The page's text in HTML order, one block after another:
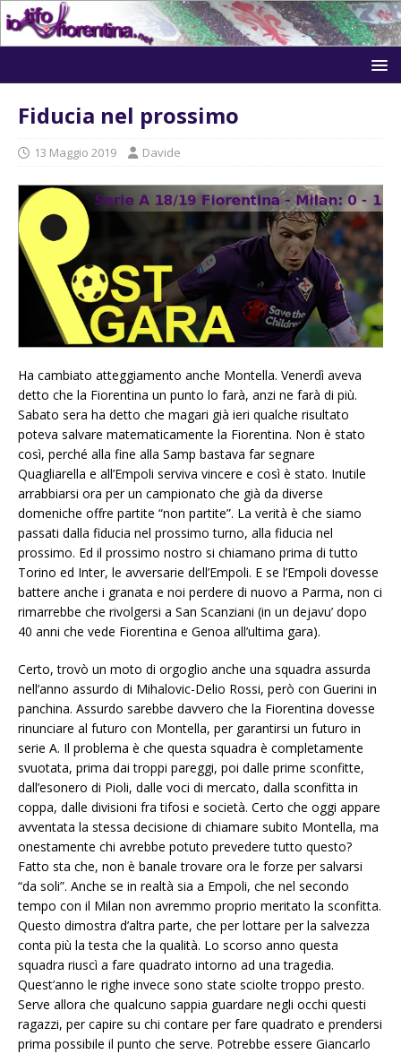
Fiducia nel prossimo
13 Maggio 2019 Davide
Ha cambiato atteggiamento anche Montella. Venerdì aveva
detto che la Fiorentina un punto lo farà, anzi ne farà di più.
Sabato sera ha detto che magari già ieri qualche risultato
poteva salvare matematicamente la Fiorentina. Non è stato
così, perché alla fine alla Samp bastava far segnare
Quagliarella e all’Empoli serviva vincere e così è stato. Inutile
arrabbiarsi ora per un campionato che già da diverse
domeniche offre partite “non partite”. La verità è che siamo
passati dalla fiducia nel prossimo turno, alla fiducia nel
prossimo. Ed il prossimo nostro si chiamano prima di tutto
Torino ed Inter, le avversarie dell’Empoli. E se l’Empoli dovesse
battere anche i granata e noi perdere di nuovo a Parma, non ci
rimarrebbe che rivolgersi a San Scanziani (in un dejavu’ dopo
40 anni che vede Fiorentina e Genoa all’ultima gara).
Certo, trovò un moto di orgoglio anche una squadra assurda
nell’anno assurdo di Mihalovic-Delio Rossi, però con Guerini in
panchina. Assurdo sarebbe davvero che la Fiorentina dovesse
rinunciare al futuro con Montella, per garantirsi un futuro in
serie A. Il problema è che questa squadra è completamente
svuotata, prima dai troppi pareggi, poi dalle prime sconfitte,
dall’esonero di Pioli, dalle voci di mercato, dalla sconfitta in
coppa, dalle divisioni fra tifosi e società. Certo che oggi appare
avventata la stessa decisione di chiamare subito Montella, ma
onestamente chi avrebbe potuto prevedere tutto questo?
Fatto sta che, non è banale trovare ora le forze per salvarsi
“da soli”. Anche se in realtà sia a Empoli, che nel secondo
tempo con il Milan non avremmo proprio meritato la sconfitta.
Questo dimostra d’altra parte, che per lottare per la salvezza
conta più la testa che la qualità. Lo scorso anno questa
squadra riuscì a fare quadrato intorno ad una tragedia.
Quest’anno le righe invece sono state sciolte troppo presto.
Serve allora che qualcuno sappia guardare negli occhi questi
ragazzi, per capire su chi contare per fare quadrato e prendersi
prima possibile il punto che serve. Potrebbe essere Giancarlo